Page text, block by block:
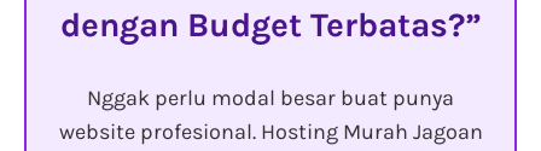
dengan Budget Terbatas?
Nggak perlu modal besar buat punya
website profesional. Hosting Murah Jagoan